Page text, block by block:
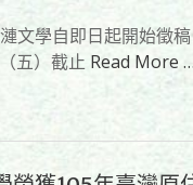
文學自即日起開始徵
五）截止 Read More …